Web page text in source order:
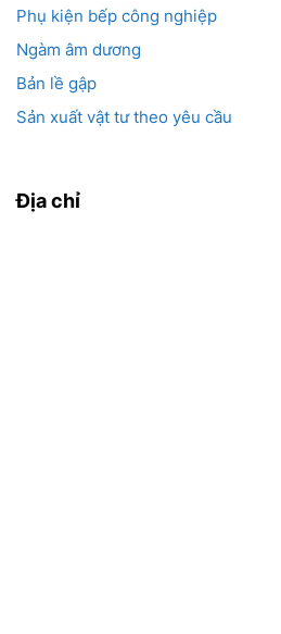
Phụ kiện bếp công nghiệp
Ngàm âm dương
Bản lề gập
Sản xuất vật tư theo yêu cầu
Địa chỉ